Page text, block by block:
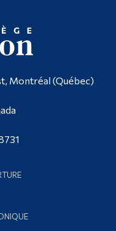
Montréal (Québec)